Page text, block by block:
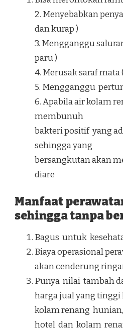
2. Menyebabkan
dan kurap )
3. Mengganggu
paru )
4. Merusak saraf
5. Mengganggu
6. Apabila air kolam
membunuh
bakteri positif yang
sehingga yang
bersangkutan akan
diare
Manfaat
sehingga tanpa
Bagus untuk
Biaya operasional
akan cenderung
Punya nilai tambah
harga jual yang
kolam renang
hotel dan kolam